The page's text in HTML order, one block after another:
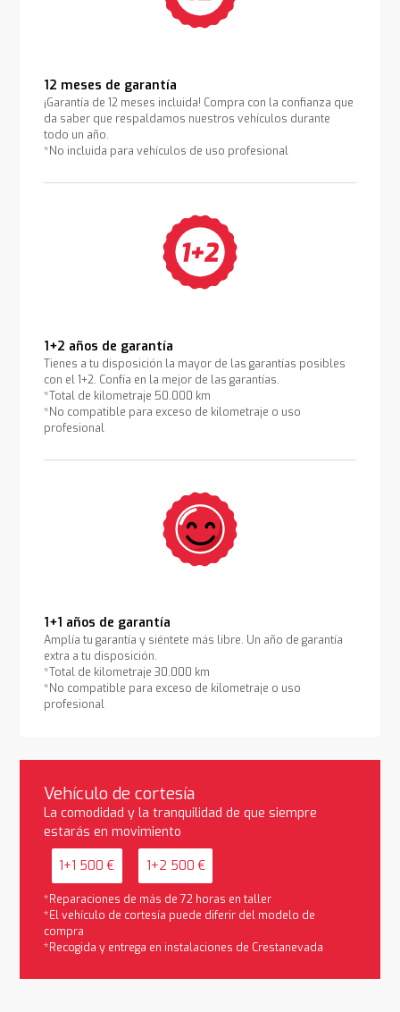
12 meses de garantía
¡Garantía de 12 meses incluida! Compra con la confianza que
da saber que respaldamos nuestros vehículos durante
todo un año.
*No incluida para vehículos de uso profesional
1+2 años de garantía
Tienes a tu disposición la mayor de las garantías posibles
con el 1+2. Confía en la mejor de las garantías.
*Total de kilometraje 50.000 km
*No compatible para exceso de kilometraje o uso
profesional
1+1 años de garantía
Amplía tu garantía y siéntete más libre. Un año de garantía
extra a tu disposición.
*Total de kilometraje 30.000 km
*No compatible para exceso de kilometraje o uso
profesional
Vehículo de cortesía
La comodidad y la tranquilidad de que siempre
estarás en movimiento
1+1 500 € 1+2 500 €
*Reparaciones de más de 72 horas en taller
*El vehículo de cortesía puede diferir del modelo de
compra
*Recogida y entrega en instalaciones de Crestanevada